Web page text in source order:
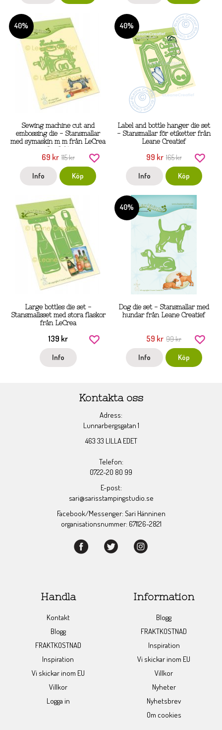
40%
Sewing machine cut and
embossing die - Stansmallar
med symaskin m m från LeCrea
69 kr 115 kr
Info Köp
40%
Label and bottle hanger die set
- Stansmallar för etiketter från
Leane Creatief
99 kr 165 kr
Info Köp
Large bottles die set -
Stansmallsset med stora flaskor
från LeCrea
139 kr
Info
40%
Dog die set - Stansmallar med
hundar från Leane Creatief
59 kr 99 kr
Info Köp
Kontakta oss
Adress:
Lunnarbergsgatan 1
463 33 LILLA EDET
Telefon:
0722-20 80 99
E-post:
sari@sarisstampingstudio.se
Facebook/Messenger: Sari Hänninen
organisationsnummer: 671126-2821
Handla
Kontakt
Blogg
FRAKTKOSTNAD
Inspiration
Vi skickar inom EU
Villkor
Logga in
Information
Blogg
FRAKTKOSTNAD
Inspiration
Vi skickar inom EU
Villkor
Nyheter
Nyhetsbrev
Om cookies